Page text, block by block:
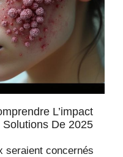
L’impact
De 2025
seraient concernés